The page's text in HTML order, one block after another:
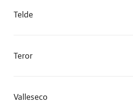
Telde
Teror
Valleseco